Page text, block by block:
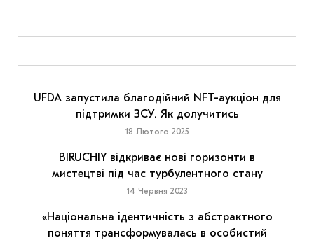
UFDA запустила благодійний NFT-аукціон для
підтримки ЗСУ. Як долучитись
18 Лютого 2025
BIRUCHIY відкриває нові горизонти в
мистецтві під час турбулентного стану
14 Червня 2023
«Національна ідентичність з абстрактного
поняття трансформувалась в особистий